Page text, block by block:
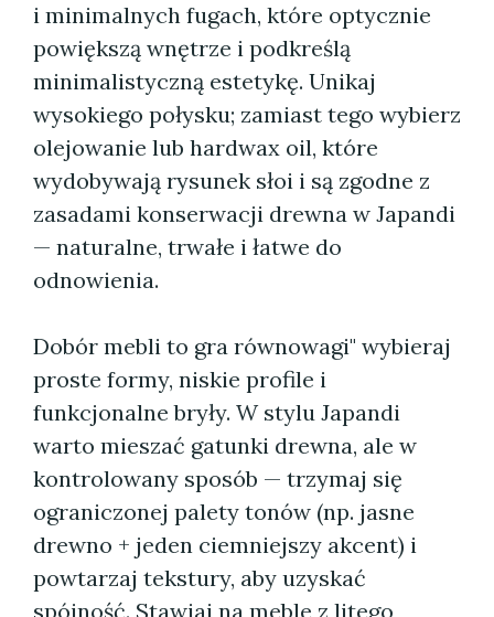
i minimalnych fugach, które optycznie
powiększą wnętrze i podkreślą
minimalistyczną estetykę. Unikaj
wysokiego połysku; zamiast tego wybierz
olejowanie lub hardwax oil, które
wydobywają rysunek słoi i są zgodne z
zasadami konserwacji drewna w Japandi
— naturalne, trwałe i łatwe do
odnowienia.
Dobór mebli to gra równowagi" wybieraj
proste formy, niskie profile i
funkcjonalne bryły. W stylu Japandi
warto mieszać gatunki drewna, ale w
kontrolowany sposób — trzymaj się
ograniczonej palety tonów (np. jasne
drewno + jeden ciemniejszy akcent) i
powtarzaj tekstury, aby uzyskać
spójność. Stawiaj na meble z litego